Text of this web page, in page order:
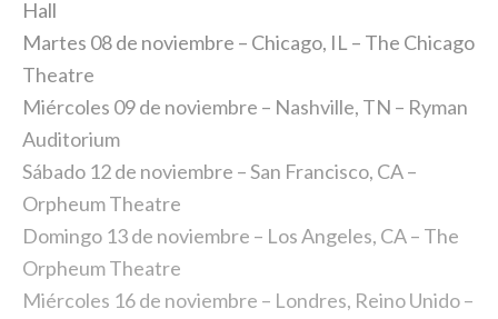
Hall
Martes 08 de noviembre – Chicago, IL – The Chicago
Theatre
Miércoles 09 de noviembre – Nashville, TN – Ryman
Auditorium
Sábado 12 de noviembre – San Francisco, CA –
Orpheum Theatre
Domingo 13 de noviembre – Los Angeles, CA – The
Orpheum Theatre
Miércoles 16 de noviembre – Londres, Reino Unido –